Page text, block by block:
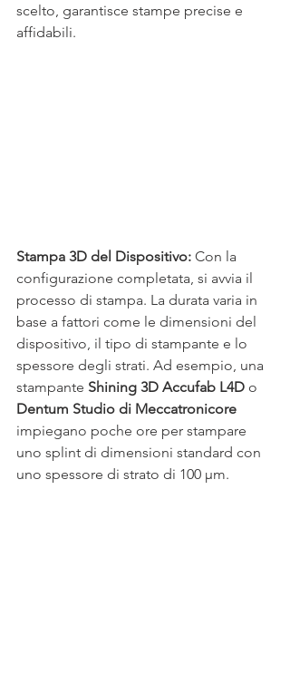
scelto, garantisce stampe precise e
affidabili.
Stampa 3D del Dispositivo: Con la
configurazione completata, si avvia il
processo di stampa. La durata varia in
base a fattori come le dimensioni del
dispositivo, il tipo di stampante e lo
spessore degli strati. Ad esempio, una
stampante Shining 3D Accufab L4D o
Dentum Studio di Meccatronicore
impiegano poche ore per stampare
uno splint di dimensioni standard con
uno spessore di strato di 100 µm.